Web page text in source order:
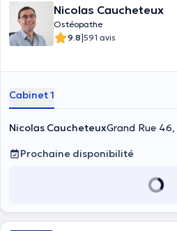
Nicolas Caucheteux
Ostéopathe
9.8|591 avis
Cabinet 1
Nicolas CaucheteuxGrand Rue
Prochaine disponibilité